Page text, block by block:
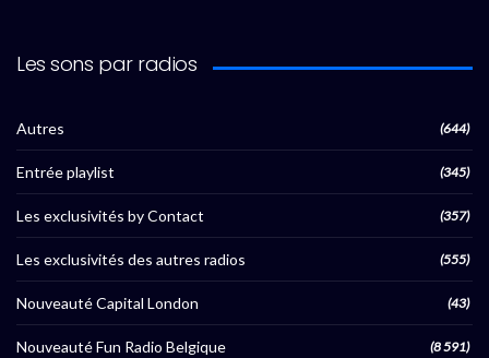
Les sons par radios
Autres (644)
Entrée playlist (345)
Les exclusivités by Contact (357)
Les exclusivités des autres radios (555)
Nouveauté Capital London (43)
Nouveauté Fun Radio Belgique (8 591)